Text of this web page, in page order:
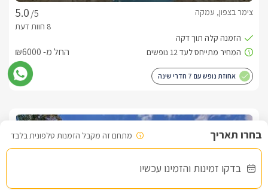
מתחם זה מקבל הזמנות טלפונית בלבד
בדקו זמינות והזמינו עכשיו
/5
צימר בצפון, עמקה
החל מ- ₪6000
אחוזת נופש עם 7 חדרי שינה
שובר מילואים